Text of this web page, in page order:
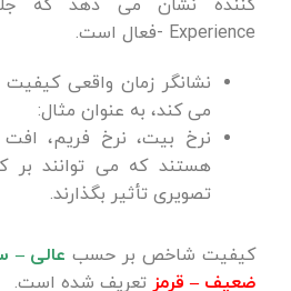
Experience -فعال است.
نشانگر زمان واقعی
می کند، به عنوان مثال:
نرخ بیت، نرخ فریم،
هستند که می توانند بر
تصویری تأثیر بگذارند.
کیفیت شاخص بر حسب عالی –
ضعیف – قرمز تعریف شده است.